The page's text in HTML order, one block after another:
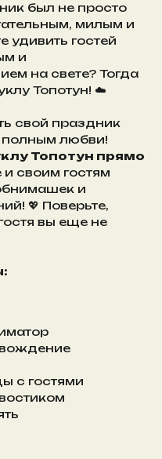
был не просто
милым и
удивить гостей
и
на свете? Тогда
Топотун! ☁️
свой праздник
любви!
Топотун прямо
и своим гостям
и
💖 Поверьте,
вы еще не
с гостями